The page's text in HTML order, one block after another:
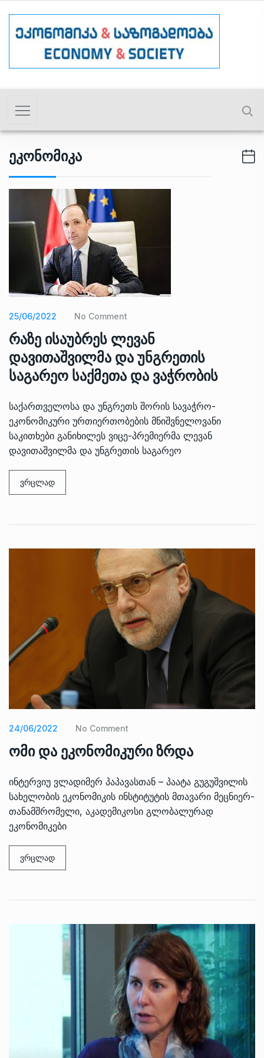
Ეკონომიკა
25/06/2022 No Comment
რაზე ისაუბრეს ლევან
დავითაშვილმა და უნგრეთის
საგარეო საქმეთა და ვაჭრობის
საქართველოსა და უნგრეთს შორის სავაჭრო-
ეკონომიკური ურთიერთობების მნიშვნელოვანი
საკითხები განიხილეს ვიცე-პრემიერმა ლევან
დავითაშვილმა და უნგრეთის საგარეო
ვრცლად
24/06/2022 No Comment
ომი და ეკონომიკური ზრდა
ინტერვიუ ვლადიმერ პაპავასთან – პაატა გუგუშვილის
სახელობის ეკონომიკის ინსტიტუტის მთავარი მეცნიერ-
თანამშრომელი, აკადემიკოსი გლობალურად
ეკონომიკები
ვრცლად